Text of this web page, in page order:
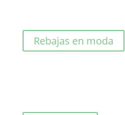
81,00€.40,50€.
Rebajas en moda